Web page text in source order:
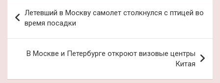
по
записям
Летевший в Москву самолет столкнулся с птицей во
время посадки
В Москве и Петербурге откроют визовые центры
Китая